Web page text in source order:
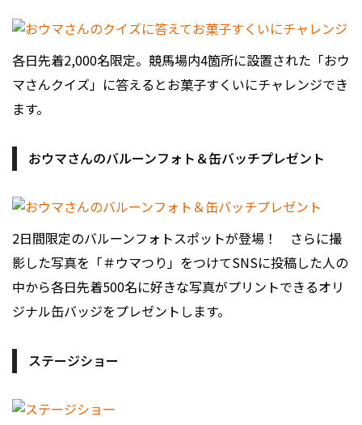
各日先着2,000名限定。競馬場内4箇所に設置された「おウ
マさんクイズ」に答えるとお菓子すくいにチャレンジでき
ます。
おウマさんのバルーンフォト＆缶バッチプレゼント
2日間限定のバルーンフォトスポットが登場！ さらに撮
影した写真を「＃ウマつり」をつけてSNSに投稿した人の
中から各日先着500名に好きな写真がプリントできるオリ
ジナル缶バッジをプレゼントします。
ステージショー